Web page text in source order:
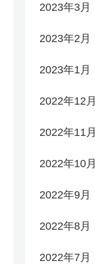
2023年3月
2023年2月
2023年1月
2022年12月
2022年11月
2022年10月
2022年9月
2022年8月
2022年7月